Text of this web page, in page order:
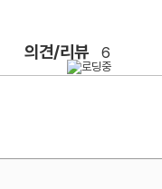
의견/리뷰 6